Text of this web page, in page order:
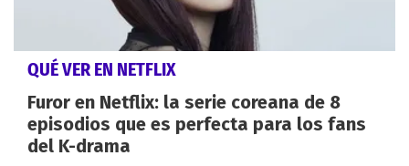
QUÉ VER EN NETFLIX
Furor en Netflix: la serie coreana de 8
episodios que es perfecta para los fans
del K-drama